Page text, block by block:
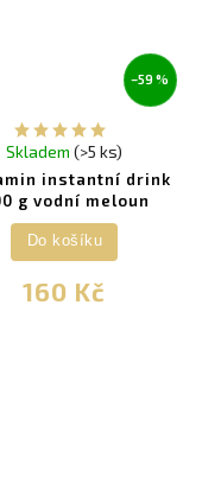
–59 %
instantní drink
g vodní meloun
Skladem(>5 ks)
160 Kč
Do košíku